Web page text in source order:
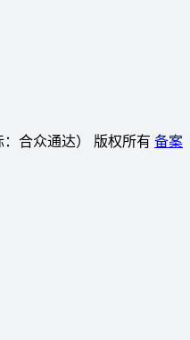
：合众通达） 版权所有 备案